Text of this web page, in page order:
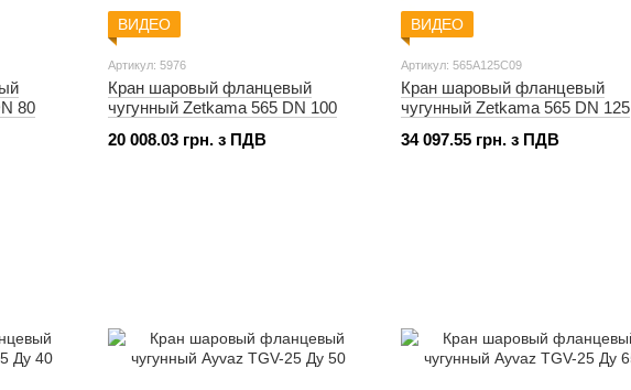
80
ВИДЕО
Артикул: 5976
Кран шаровый фланцевый
чугунный Zetkama 565 DN 100
20 008.03 грн. з ПДВ
ВИДЕО
Артикул: 565A125C09
Кран шаровый фланцевый
чугунный Zetkama 565 DN 125
34 097.55 грн. з ПДВ